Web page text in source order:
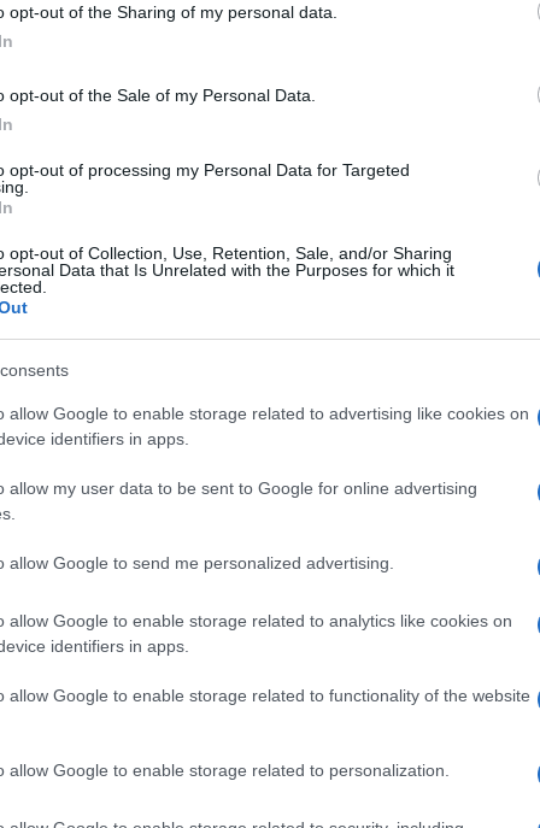
opt-out of the Sharing of my personal data.
opt-out of the Sale of my Personal Data.
opt-out of processing my Personal Data for Targeted
opt-out of Collection, Use, Retention, Sale, and/or Sharing
Data that Is Unrelated with the Purposes for which it
allow Google to enable storage related to advertising like cookies on
identifiers in apps.
allow my user data to be sent to Google for online advertising
allow Google to send me personalized advertising.
allow Google to enable storage related to analytics like cookies on
identifiers in apps.
allow Google to enable storage related to functionality of the website
allow Google to enable storage related to personalization.
και Κοζάνης της Περιφέρειας Δυτικής
Στερεάς Ελλάδας και επλήγησαν από τον
Κρήτη και επλήγησαν από τους σεισμούς που
2026: Οι διορθώσεις στο Ε9 που μπορούν να ρίξουν
και οι απαλλαγές για τα έτη 2025 και
Περιφερειακών Ενοτήτων Σάμου, Ικαρίας και Χίου
σεισμό ή την πλημμύρα της 30ής Οκτωβρίου 2020.
θα ενημερωθούν οι πολίτες:
θα λάβουν ειδοποίηση για την
και μέσω της προσωπικής τους θυρίδας «Τα
να δουν και να αποθηκεύσουν το νέο